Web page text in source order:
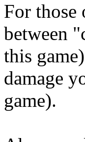
For those
between
this
damage
game).